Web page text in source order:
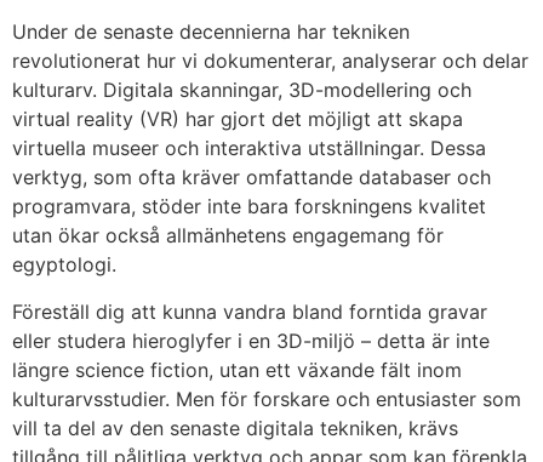
Under de senaste decennierna har tekniken
revolutionerat hur vi dokumenterar, analyserar och delar
kulturarv. Digitala skanningar, 3D-modellering och
virtual reality (VR) har gjort det möjligt att skapa
virtuella museer och interaktiva utställningar. Dessa
verktyg, som ofta kräver omfattande databaser och
programvara, stöder inte bara forskningens kvalitet
utan ökar också allmänhetens engagemang för
egyptologi.
Föreställ dig att kunna vandra bland forntida gravar
eller studera hieroglyfer i en 3D-miljö – detta är inte
längre science fiction, utan ett växande fält inom
kulturarvsstudier. Men för forskare och entusiaster som
vill ta del av den senaste digitala tekniken, krävs
tillgång till pålitliga verktyg och appar som kan förenkla